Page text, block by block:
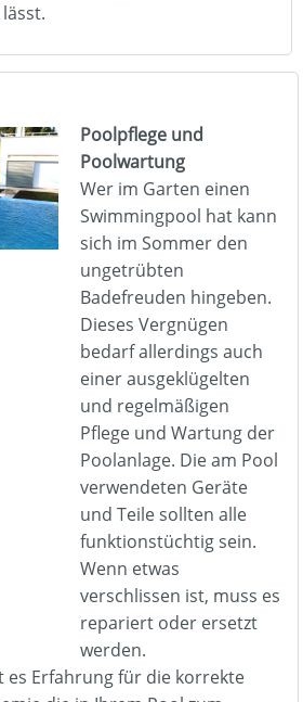
Poolpflege und
Poolwartung
Wer im Garten einen
Swimmingpool hat kann
sich im Sommer den
ungetrübten
Badefreuden hingeben.
Dieses Vergnügen
bedarf allerdings auch
einer ausgeklügelten
und regelmäßigen
Pflege und Wartung der
Poolanlage. Die am Pool
verwendeten Geräte
und Teile sollten alle
funktionstüchtig sein.
Wenn etwas
verschlissen ist, muss es
repariert oder ersetzt
werden.
es Erfahrung für die korrekte